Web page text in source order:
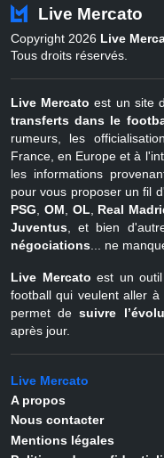
Belgique
Live Mercato
Copyright 2026 Live
Tous droits réservés.
Live Mercato est un site
transferts dans le
rumeurs, les
France, en Europe et à
les informations
pour vous proposer un fil
PSG, OM, OL, Real
Juventus, et bien
négociations... ne
Live Mercato est un
football qui veulent aller à
permet desuivre
après jour.
Live Mercato
A propos
Nous contacter
Mentions légales